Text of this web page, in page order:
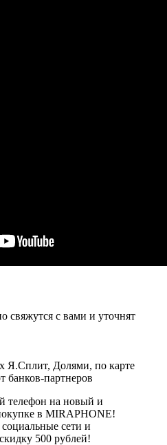
свяжутся с вами и уточнят
Я.Сплит, Долями, по карте
банков-партнеров
телефон на новый и
в MIRAPHONE!
сети и
500 рублей!